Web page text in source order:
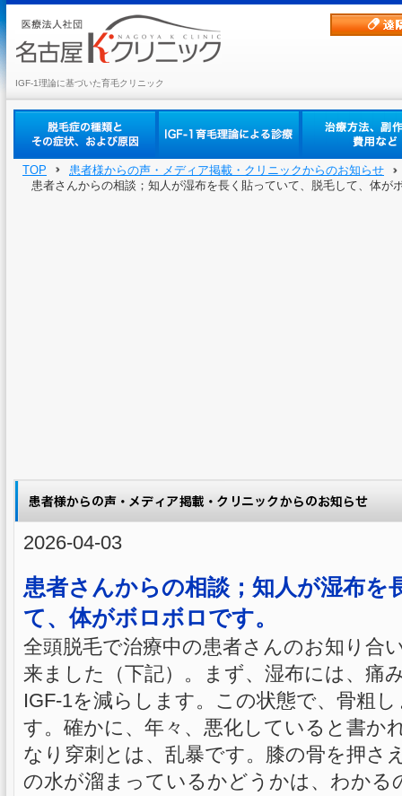
IGF-1理論に基づいた育毛クリニック
TOP
患者様からの声・メディア掲載・クリニックからのお知らせ
患者さんからの相談；知人が湿布を長く貼っていて、脱毛して、体が
2026-04-03
患者さんからの相談；知人が湿布を
て、体がボロボロです。
全頭脱毛で治療中の患者さんのお知り合
来ました（下記）。まず、湿布には、痛
IGF-1を減らします。この状態で、骨粗
す。確かに、年々、悪化していると書か
なり穿刺とは、乱暴です。膝の骨を押さ
の水が溜まっているかどうかは、わかる